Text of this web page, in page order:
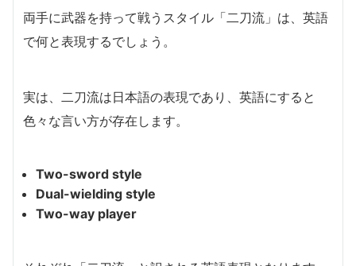
両手に武器を持って戦うスタイル「二刀流」は、英語
で何と表現するでしょう。
実は、二刀流は日本語の表現であり、英語にすると
色々な言い方が存在します。
Two-sword style
Dual-wielding style
Two-way player